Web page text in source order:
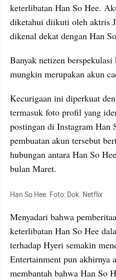
keterlibatan Han So Hee.
diketahui diikuti oleh aktris
dikenal dekat dengan Han
Banyak netizen
mungkin merupakan akun
Kecurigaan ini diperkuat
termasuk foto profil yang
postingan di Instagram Han
pembuatan akun tersebut
hubungan antara Han So
bulan Maret.
Han So Hee. Foto: Dok. Netflix
Menyadari bahwa
keterlibatan Han So Hee
terhadap Hyeri semakin
Entertainment pun akhirnya
membantah bahwa Han So